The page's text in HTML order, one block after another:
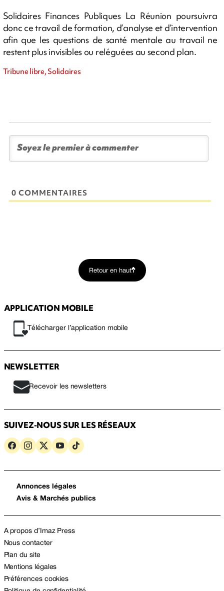
Solidaires Finances Publiques La Réunion poursuivra
donc ce travail de formation, d’analyse et d’intervention
afin que les questions de santé mentale au travail ne
restent plus invisibles ou reléguées au second plan.
Tribune libre, Solidaires
0 COMMENTAIRES
Retour en haut
APPLICATION MOBILE
Télécharger l’application mobile
NEWSLETTER
Recevoir les newsletters
SUIVEZ-NOUS SUR LES RÉSEAUX
Annonces légales
Avis & Marchés publics
A propos d’Imaz Press
Nous contacter
Plan du site
Mentions légales
Préférences cookies